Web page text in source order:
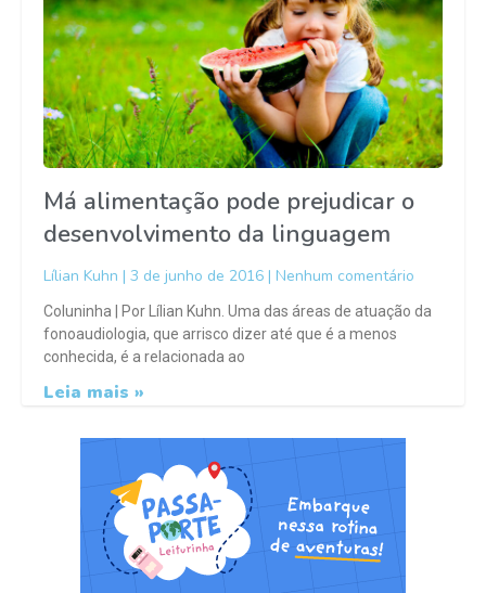
Má alimentação pode prejudicar o
desenvolvimento da linguagem
Lílian Kuhn 3 de junho de 2016 Nenhum comentário
Coluninha | Por Lílian Kuhn. Uma das áreas de atuação da
fonoaudiologia, que arrisco dizer até que é a menos
conhecida, é a relacionada ao
Leia mais »